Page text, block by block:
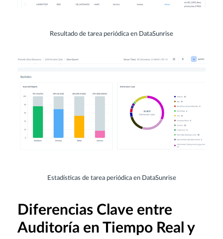
Resultado de tarea periódica en DataSunrise
Estadísticas de tarea periódica en DataSunrise
Diferencias Clave entre
Auditoría en Tiempo Real y